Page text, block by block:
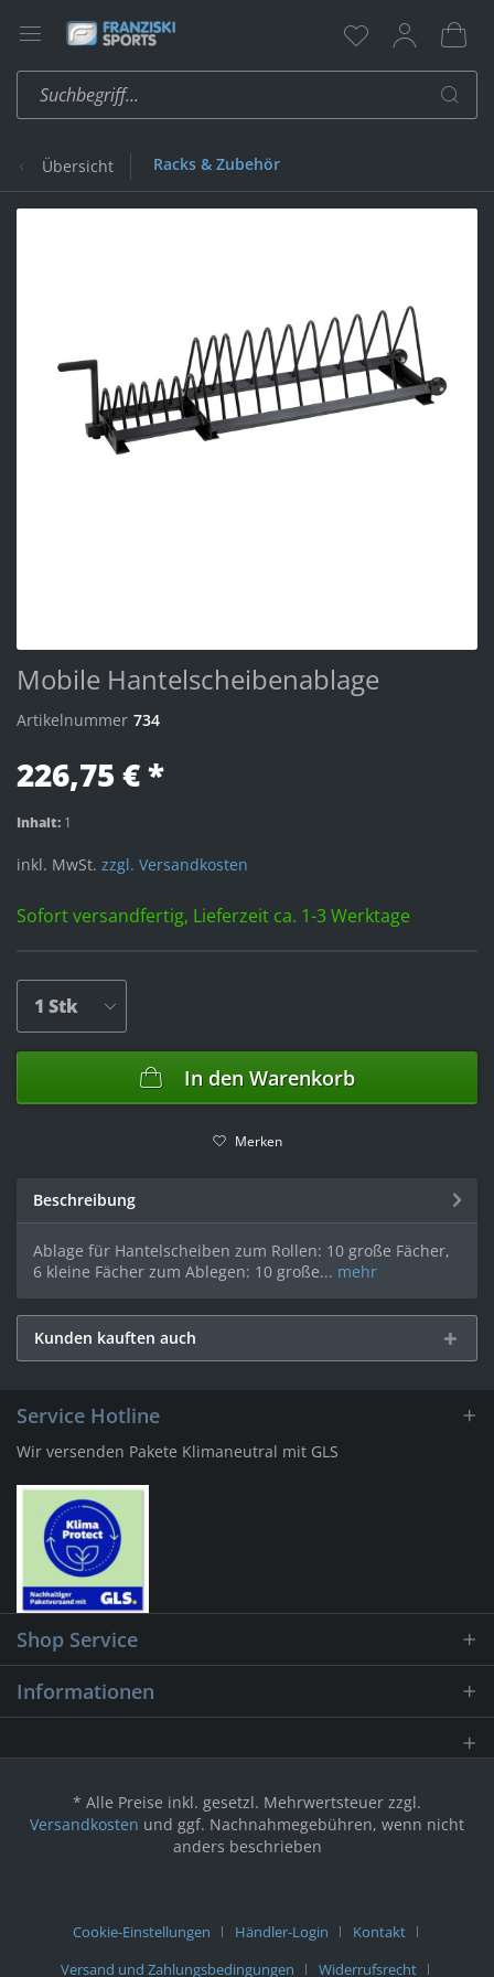
Übersicht Racks & Zubehör
Mobile Hantelscheibenablage
Artikelnummer 734
226,75 € *
Inhalt: 1
inkl. MwSt. zzgl. Versandkosten
Sofort versandfertig, Lieferzeit ca. 1-3 Werktage
In den Warenkorb
Merken
Beschreibung
Ablage für Hantelscheiben zum Rollen: 10 große Fächer,
6 kleine Fächer zum Ablegen: 10 große... mehr
Kunden kauften auch
Service Hotline
Wir versenden Pakete Klimaneutral mit GLS
Shop Service
Informationen
* Alle Preise inkl. gesetzl. Mehrwertsteuer zzgl.
Versandkosten und ggf. Nachnahmegebühren, wenn nicht
anders beschrieben
Cookie-Einstellungen Händler-Login
Kontakt
Versand und Zahlungsbedingungen
Widerrufsrecht